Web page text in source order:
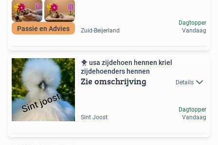
Passie en Advies Zuid-Beijerland
Dagtopper
Vandaag
🐥 usa zijdehoen hennen kriel
zijdehoenders hennen
Zie omschrijving Details
Sint Joost
Dagtopper
Vandaag